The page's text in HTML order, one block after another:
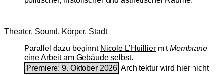
Theater, Sound, Körper, Stadt
Parallel dazu beginnt Nicole L’Huilliermit ­Membrane
eine Arbeit am Gebäude selbst.
Premiere: 9. Oktober 2026 Architektur wird hier nicht